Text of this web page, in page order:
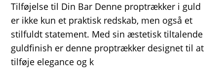
Tilføjelse til Din Bar Denne proptrækker i guld
er ikke kun et praktisk redskab, men også et
stilfuldt statement. Med sin æstetisk tiltalende
guldfinish er denne proptrækker designet til at
tilføje elegance og k